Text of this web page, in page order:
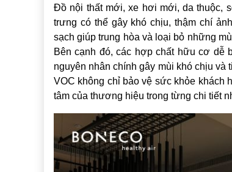
Đồ nội thất mới, xe hơi mới, da thuộc,
trưng có thể gây khó chịu, thậm chí
sạch giúp trung hòa và loại bỏ những
Bên cạnh đó, các hợp chất hữu cơ dễ
nguyên nhân chính gây mùi khó chịu và
VOC không chỉ bảo vệ sức khỏe khách
tâm của thương hiệu trong từng chi tiết